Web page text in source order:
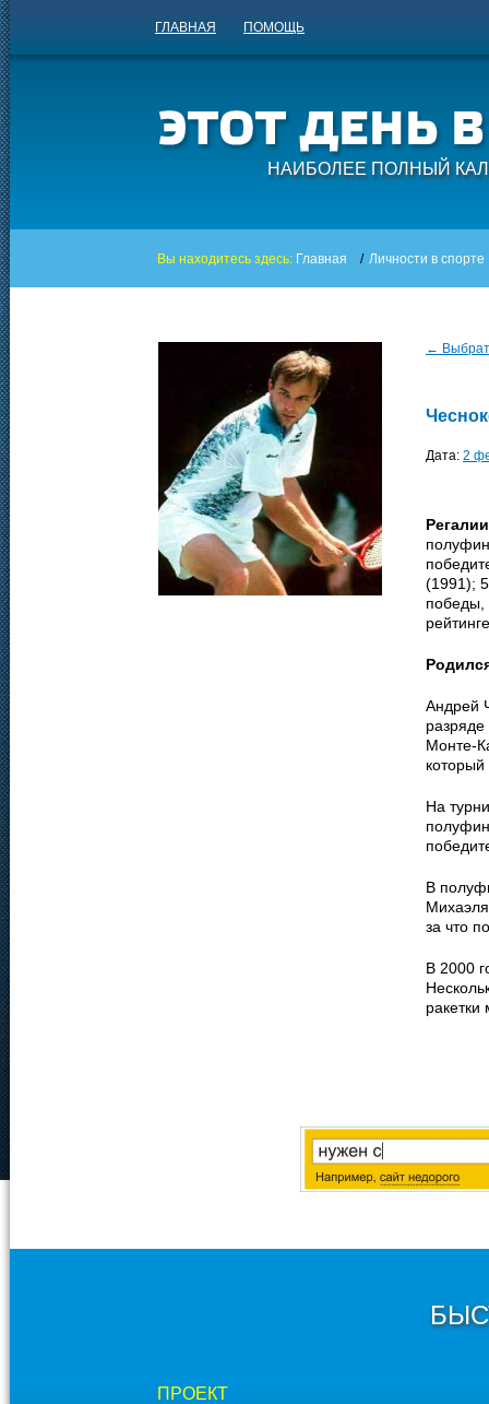
ГЛАВНАЯ ПОМОЩЬ
НАИБОЛЕЕ ПОЛНЫЙ
Вы находитесь здесь: Главная / Личности в спорте
←
Дата: 2
(1991);
победы,
Андрей
Монте-
На
В
за что
В 2000
ПРОЕКТ